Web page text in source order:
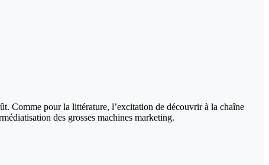
Comme pour la littérature, l’excitation de découvrir à la chaîne
des grosses machines marketing.